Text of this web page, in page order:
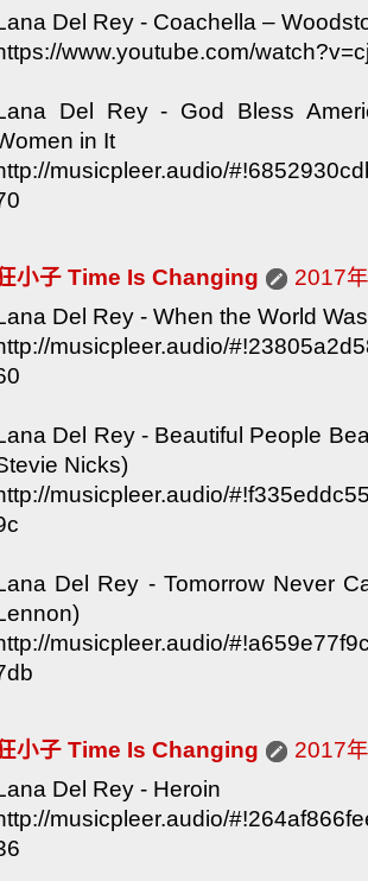
Del Rey - Coachella –
www.youtube.com/
Del Rey - God Bless
in It
musicpleer.audio/
小子 Time Is Changing
2017
Del Rey - When the World
musicpleer.audio/
Del Rey - Beautiful People
Nicks)
musicpleer.audio/
Del Rey - Tomorrow Never
musicpleer.audio/
小子 Time Is Changing
2017
Del Rey - Heroin
musicpleer.audio/